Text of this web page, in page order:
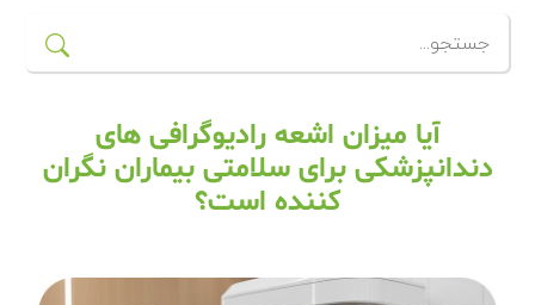
آیا میزان اشعه رادیوگرافی های
دندانپزشکی برای سلامتی بیماران نگران
کننده است؟